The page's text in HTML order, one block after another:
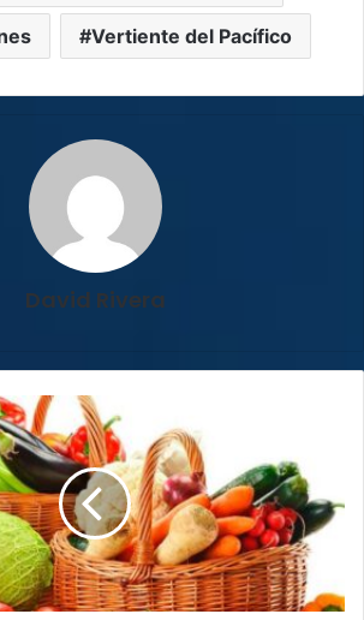
Vertiente del Pacífico
David Rivera